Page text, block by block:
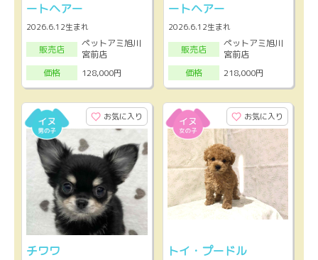
ートヘアー
2026.6.12生まれ
販売店
ペットアミ旭川
宮前店
価格
128,000円
ートヘアー
2026.6.12生まれ
販売店
ペットアミ旭川
宮前店
価格
218,000円
お気に入り
チワワ
お気に入り
トイ・プードル